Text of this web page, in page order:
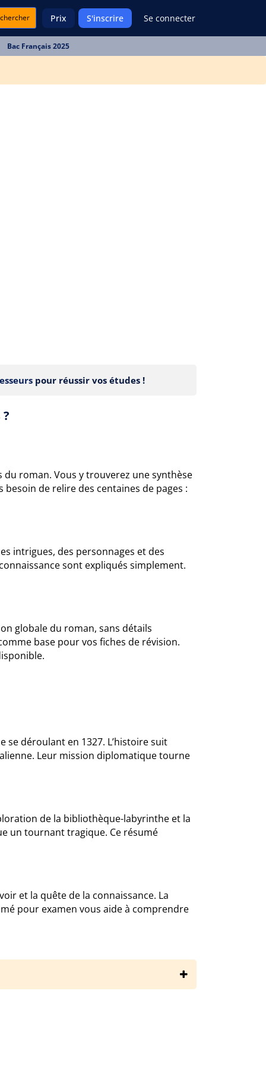
Prix S'inscrire Se connecter
Bac Français 2025
pour réussir vos études !
roman. Vous y trouverez une synthèse
de relire des centaines de pages :
intrigues, des personnages et des
sont expliqués simplement.
globale du roman, sans détails
base pour vos fiches de révision.
déroulant en 1327. L’histoire suit
Leur mission diplomatique tourne
de la bibliothèque-labyrinthe et la
un tournant tragique. Ce résumé
et la quête de la connaissance. La
pour examen vous aide à comprendre